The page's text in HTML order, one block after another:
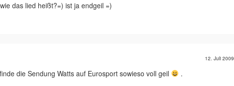
das lied heißt?=) ist ja endgeil =)
12. Juli 2009
die Sendung Watts auf Eurosport sowieso voll geil .